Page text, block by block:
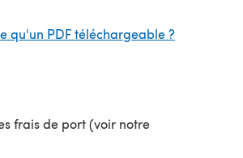
qu'un PDF téléchargeable ?
frais de port (voir notre